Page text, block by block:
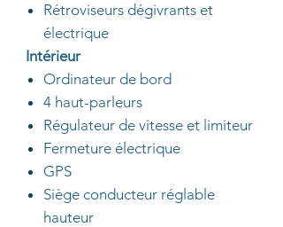
Rétroviseurs dégivrants et
électrique
Intérieur
Ordinateur de bord
4 haut-parleurs
Régulateur de vitesse et limiteur
Fermeture électrique
GPS
Siège conducteur réglable
hauteur